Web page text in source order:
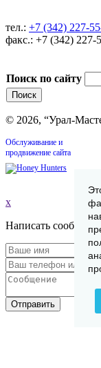
тел.: +7 (342) 227-
факс.: +7 (342) 227-
Поиск по сайту
© 2026, “Урал-
Обслуживание и
продвижение сайта
x
Написать
Отправить